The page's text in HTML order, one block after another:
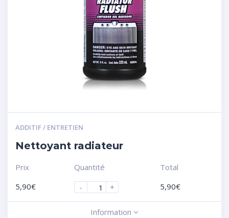
ADDITIF / ENTRETIEN
Nettoyant radiateur
Prix
5,90€
Quantité
-
+
Total
5,90€
Information